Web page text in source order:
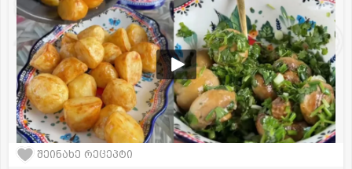
შეინახე რეცეპტი